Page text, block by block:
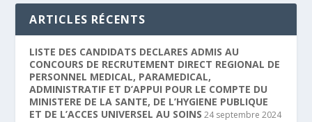
ARTICLES RÉCENTS
LISTE DES CANDIDATS DECLARES ADMIS AU
CONCOURS DE RECRUTEMENT DIRECT REGIONAL DE
PERSONNEL MEDICAL, PARAMEDICAL,
ADMINISTRATIF ET D’APPUI POUR LE COMPTE DU
MINISTERE DE LA SANTE, DE L’HYGIENE PUBLIQUE
ET DE L’ACCES UNIVERSEL AU SOINS 24 septembre 2024